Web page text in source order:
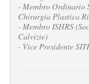
- Membro Ordinario
Chirurgia Plastica
- Membro ISHRS
Calvizie)
- Vice Presidente